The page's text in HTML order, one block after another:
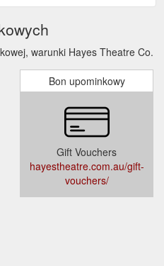
warunki Hayes Theatre Co.
Bon upominkowy
Gift Vouchers
hayestheatre.com.au/gift-
vouchers/